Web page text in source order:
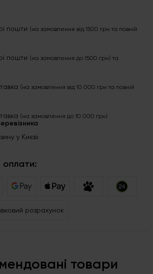
пошти (на замовлення від 1500 грн та повній
пошти (на замовлення до 1500 грн) та
(на замовлення від 10 000 грн та повній
(на замовлення до 10 000 грн)
у Києві
розрахунок
товари